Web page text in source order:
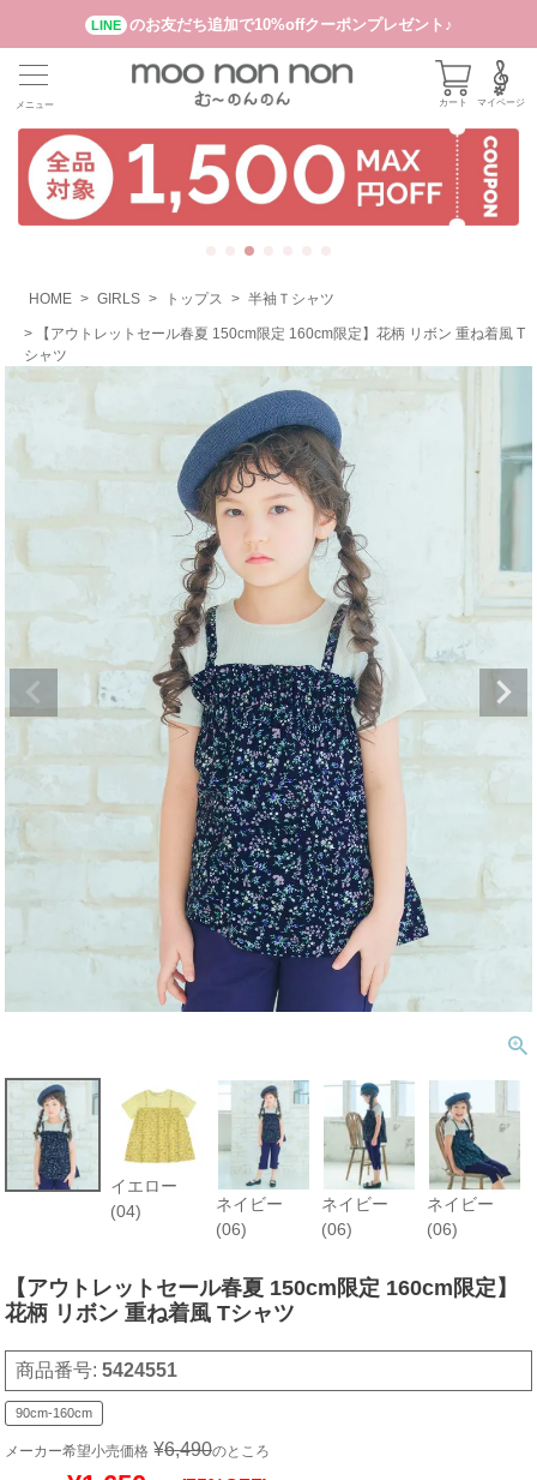
LINE のお友だち追加で10%offクーポンプレゼント♪
カート マイページ
メニュー
HOME GIRLS トップス 半袖Ｔシャツ
【アウトレットセール春夏 150cm限定 160cm限定】花柄 リボン 重ね着風 T
シャツ
イエロー
(04)
ネイビー
(06)
ネイビー
(06)
ネイビー
(06)
【アウトレットセール春夏 150cm限定 160cm限定】
花柄 リボン 重ね着風 Tシャツ
商品番号 5424551
90cm-160cm
メーカー希望小売価格 ¥6,490のところ